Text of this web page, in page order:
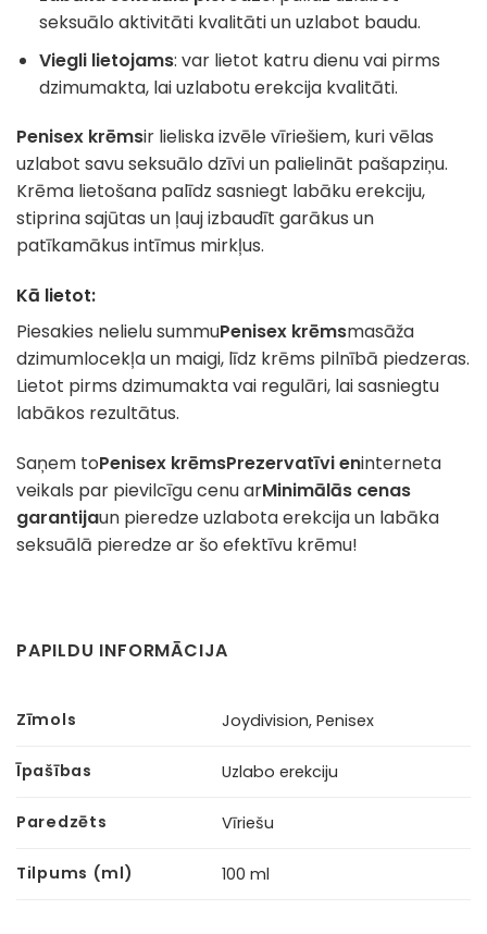
seksuālo aktivitāti kvalitāti un uzlabot baudu.
Viegli lietojams: var lietot katru dienu vai pirms
dzimumakta, lai uzlabotu erekcija kvalitāti.
Penisex krēmsir lieliska izvēle vīriešiem, kuri vēlas
uzlabot savu seksuālo dzīvi un palielināt pašapziņu.
Krēma lietošana palīdz sasniegt labāku erekciju,
stiprina sajūtas un ļauj izbaudīt garākus un
patīkamākus intīmus mirkļus.
Kā lietot:
Piesakies nelielu summuPenisex krēmsmasāža
dzimumlocekļa un maigi, līdz krēms pilnībā piedzeras.
Lietot pirms dzimumakta vai regulāri, lai sasniegtu
labākos rezultātus.
Saņem toPenisex krēmsPrezervatīvi eninterneta
veikals par pievilcīgu cenu arMinimālās cenas
garantijaun pieredze uzlabota erekcija un labāka
seksuālā pieredze ar šo efektīvu krēmu!
PAPILDU INFORMĀCIJA
Zīmols Joydivision, Penisex
Īpašības Uzlabo erekciju
Paredzēts Vīriešu
Tilpums (ml) 100 ml